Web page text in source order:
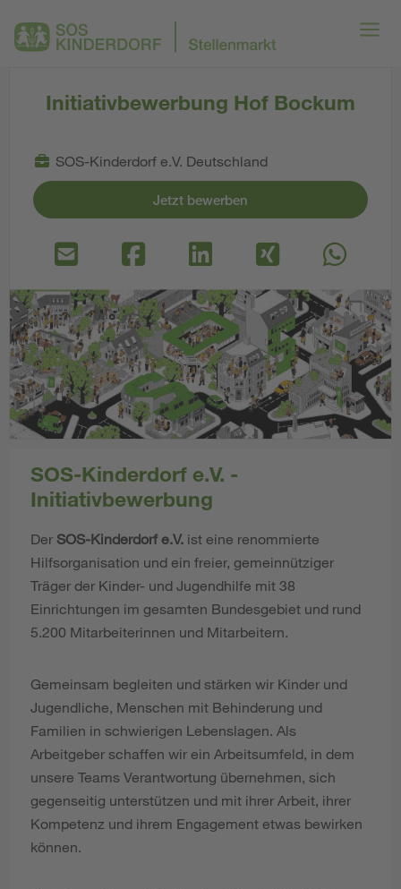
Initiativbewerbung Hof Bockum
SOS-Kinderdorf e.V. Deutschland
Jetzt bewerben
SOS-Kinderdorf e.V. -
Initiativbewerbung
Der SOS-Kinderdorf e.V. ist eine renommierte
Hilfsorganisation und ein freier, gemeinnütziger
Träger der Kinder- und Jugendhilfe mit 38
Einrichtungen im gesamten Bundesgebiet und rund
5.200 Mitarbeiterinnen und Mitarbeitern.
Gemeinsam begleiten und stärken wir Kinder und
Jugendliche, Menschen mit Behinderung und
Familien in schwierigen Lebenslagen. Als
Arbeitgeber schaffen wir ein Arbeitsumfeld, in dem
unsere Teams Verantwortung übernehmen, sich
gegenseitig unterstützen und mit ihrer Arbeit, ihrer
Kompetenz und ihrem Engagement etwas bewirken
können.